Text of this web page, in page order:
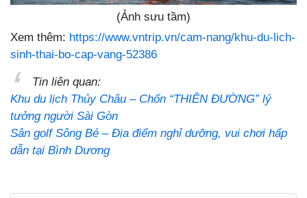
(Ảnh sưu tầm)
Xem thêm: https://www.vntrip.vn/cam-nang/khu-du-lich-
sinh-thai-bo-cap-vang-52386
Tin liên quan:
Khu du lịch Thủy Châu – Chốn “THIÊN ĐƯỜNG” lý
tưởng người Sài Gòn
Sân golf Sông Bé – Địa điểm nghỉ dưỡng, vui chơi hấp
dẫn tại Bình Dương